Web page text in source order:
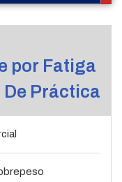
por Fatiga
Práctica